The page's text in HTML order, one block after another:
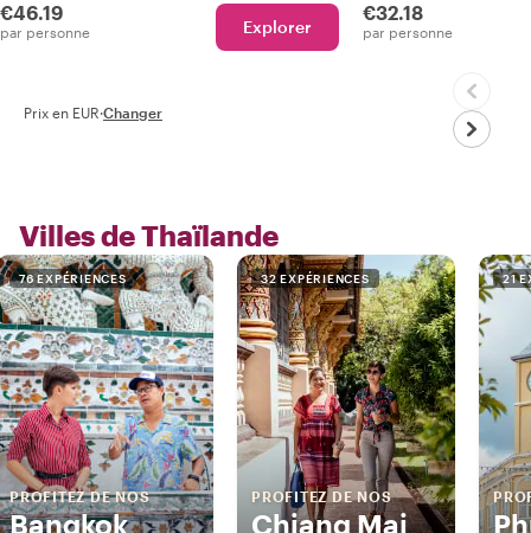
€46.19
par personne Explorer
€32.18
par personne
Prix en EUR·Changer
Villes de Thaïlande
76 EXPÉRIENCES
PROFITEZ DE NOS
Bangkok
32 EXPÉRIENCES
PROFITEZ DE NOS
Chiang Mai
21